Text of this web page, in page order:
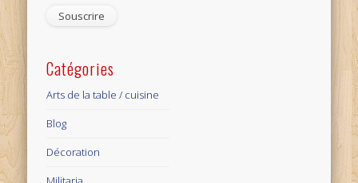
mail
Catégories
Arts de la table / cuisine
Blog
Décoration